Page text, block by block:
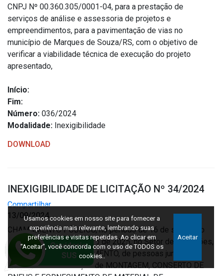
CNPJ Nº 00.360.305/0001-04, para a prestação de
serviços de análise e assessoria de projetos e
empreendimentos, para a pavimentação de vias no
município de Marques de Souza/RS, com o objetivo de
verificar a viabilidade técnica de execução do projeto
apresentado,
Início:
Fim:
Número: 036/2024
Modalidade: Inexigibilidade
DOWNLOAD
INEXIGIBILIDADE DE LICITAÇÃO Nº 34/2024
Compartilhar
13/09/2024
CHAMAMENTO PÚBLICO, no período de 16 de setembro
de 2024 a 15 de setembro de 2025, no Setor de Licitações,
para fins de CREDENCIAMENTO, de pessoas jurídicas
prestadoras de serviços de MONTAGEM, CONSERTO DE
Usamos cookies em nosso site para fornecer a
experiência mais relevante, lembrando suas
preferências e visitas repetidas. Ao clicar em
“Aceitar”, você concorda com o uso de TODOS os
cookies..
Aceitar